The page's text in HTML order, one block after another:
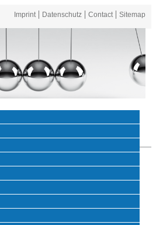
Imprint Datenschutz Contact Sitemap